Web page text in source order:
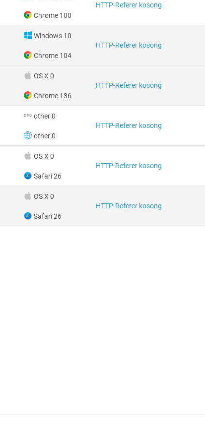
Chrome 100
HTTP-Referer kosong
Windows 10
Chrome 104
HTTP-Referer kosong
OS X 0
Chrome 136
HTTP-Referer kosong
other 0
other 0
HTTP-Referer kosong
OS X 0
Safari 26
HTTP-Referer kosong
OS X 0
Safari 26
HTTP-Referer kosong